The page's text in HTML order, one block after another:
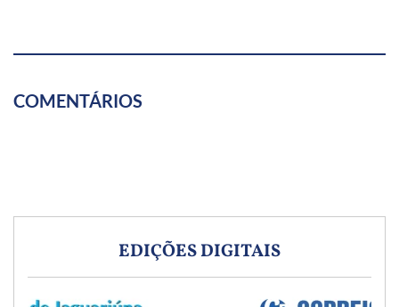
COMENTÁRIOS
EDIÇÕES DIGITAIS